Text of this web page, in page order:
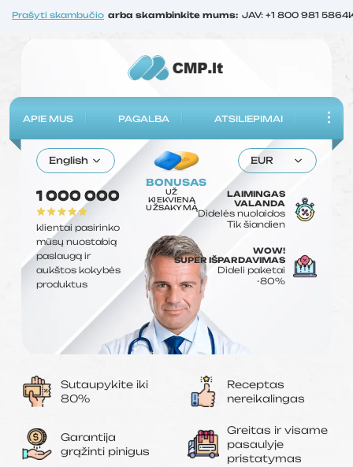
Prašyti skambučio arba skambinkite mums: JAV: +1 800 981 5864
APIE MUS PAGALBA ATSILIEPIMAI
BONUSAS
UŽ
KIEKVIENĄ
UŽSAKYMĄ
English EUR
1 000 000
klientai pasirinko
mūsų nuostabią
paslaugą ir
aukštos kokybės
produktus
LAIMINGAS
VALANDA
Didelės nuolaidos
Tik šiandien
WOW!
SUPER IŠPARDAVIMAS
Dideli paketai
-80%
Sutaupykite iki
80%
Receptas
nereikalingas
Garantija
grąžinti pinigus
Greitas ir visame
pasaulyje
pristatymas